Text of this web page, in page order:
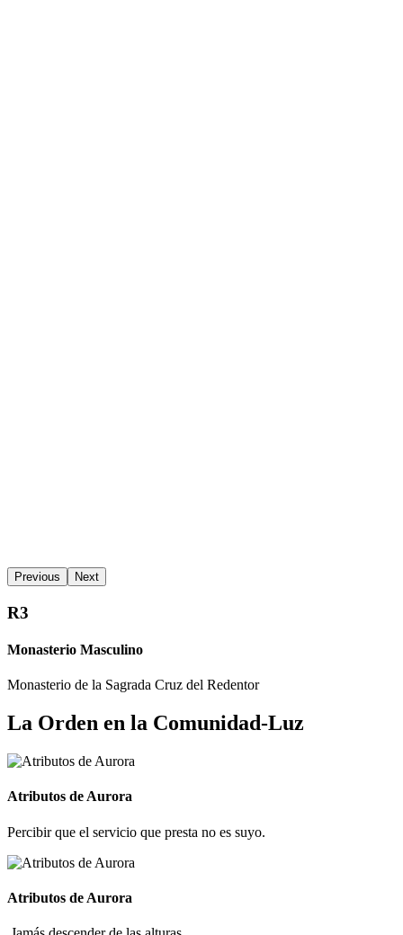
Previous Next
R3
Monasterio Masculino
Monasterio de la Sagrada Cruz del Redentor
La Orden en la Comunidad-Luz
Atributos de Aurora
Percibir que el servicio que presta no es suyo.
Atributos de Aurora